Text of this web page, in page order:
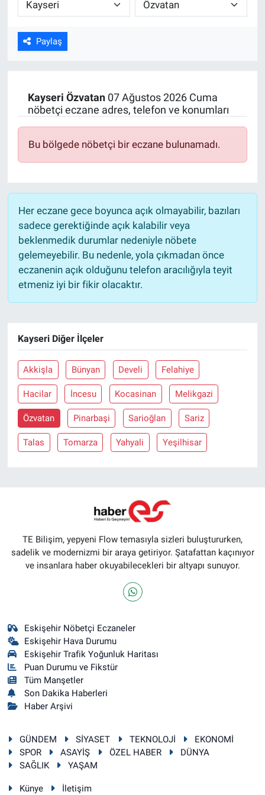
Paylaş
Kayseri Özvatan07 Ağustos 2026 Cuma
nöbetçi eczane adres, telefon ve konumları
Bu bölgede nöbetçi bir eczane bulunamadı.
Her eczane gece boyunca açık olmayabilir, bazıları
sadece gerektiğinde açık kalabilir veya
beklenmedik durumlar nedeniyle nöbete
gelemeyebilir. Bu nedenle, yola çıkmadan önce
eczanenin açık olduğunu telefon aracılığıyla teyit
etmeniz iyi bir fikir olacaktır.
Kayseri Diğer İlçeler
Akkişla Bünyan Develi Felahiye
Hacilar İncesu Kocasinan Melikgazi
Özvatan Pinarbaşi Sarioğlan Sariz
Talas Tomarza Yahyali Yeşilhisar
TE Bilişim, yepyeni Flow temasıyla sizleri buluştururken,
sadelik ve modernizmi bir araya getiriyor. Şatafattan kaçınıyor
ve insanlara haber okuyabilecekleri bir altyapı sunuyor.
Eskişehir Nöbetçi Eczaneler
Eskişehir Hava Durumu
Eskişehir Trafik Yoğunluk Haritası
Puan Durumu ve Fikstür
Tüm Manşetler
Son Dakika Haberleri
Haber Arşivi
GÜNDEM SİYASET TEKNOLOJİ
EKONOMİ
SPOR
ASAYİŞ ÖZEL HABER
DÜNYA
SAĞLIK
YAŞAM
Künye İletişim